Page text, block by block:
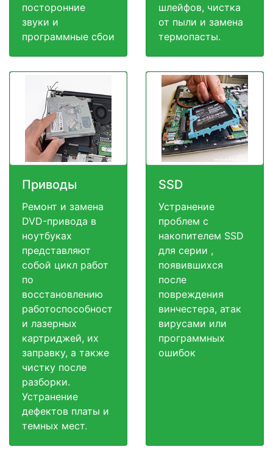
посторонние
звуки и
программные сбои
шлейфов, чистка
от пыли и замена
термопасты.
Приводы
Ремонт и замена
DVD-привода в
ноутбуках
представляют
собой цикл работ
по
восстановлению
работоспособност
и лазерных
картриджей, их
заправку, а также
чистку после
разборки.
Устранение
дефектов платы и
темных мест.
SSD
Устранение
проблем с
накопителем SSD
для серии ,
появившихся
после
повреждения
винчестера, атак
вирусами или
программных
ошибок